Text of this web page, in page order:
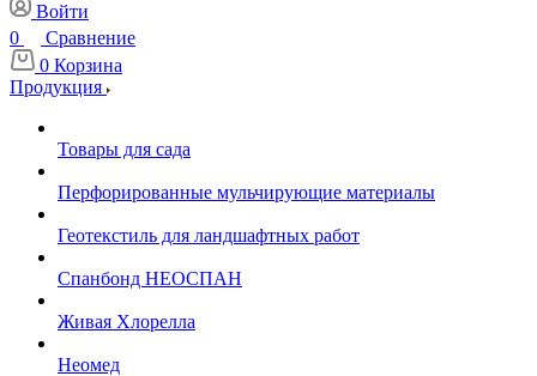
Войти
0
Сравнение
0 Корзина
Продукция
Товары для сада
Перфорированные мульчирующие материалы
Геотекстиль для ландшафтных работ
Спанбонд НЕОСПАН
Живая Хлорелла
Нeомед